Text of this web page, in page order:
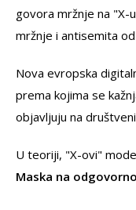
govora mržnje na "X-
mržnje i antisemita
Nova evropska
prema kojima se
objavljuju na
U teoriji, "X-ovi"
Maska na